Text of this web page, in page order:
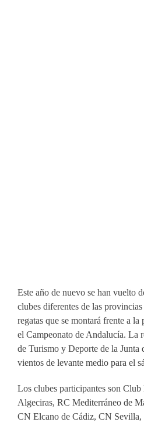
Este año de nuevo se han vuelto
clubes diferentes de las
regatas que se montará frente a
el Campeonato de Andalucía. La
de Turismo y Deporte de la Junta
vientos de levante medio para el
Los clubes participantes son
Algeciras, RC Mediterráneo de
CN Elcano de Cádiz, CN Sevilla,